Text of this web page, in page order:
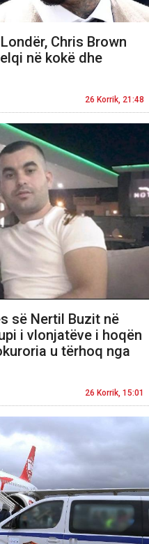
Chris Brown
në kokë dhe
26 Korrik, 21:48
së Nertil Buzit në
i vlonjatëve i hoqën
u tërhoq nga
26 Korrik, 15:01